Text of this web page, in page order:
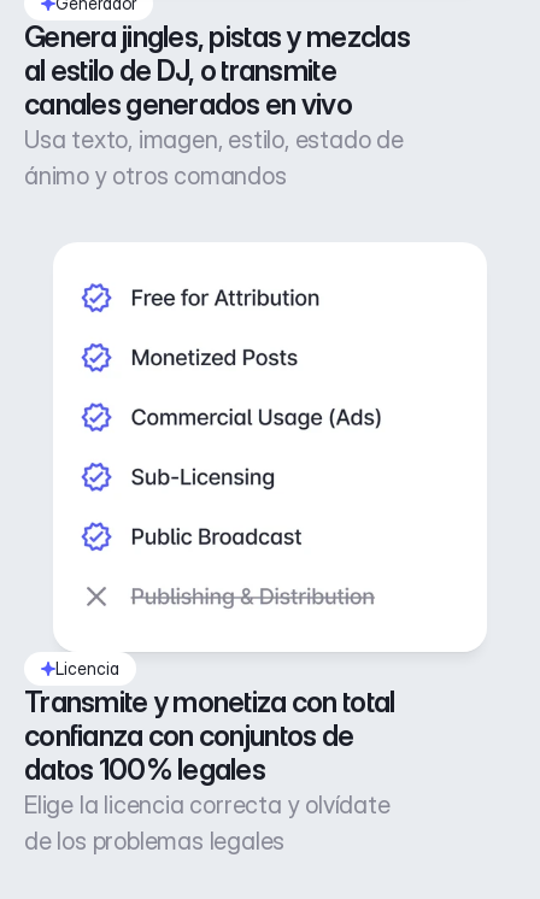
Genera jingles, pistas y mezclas
al estilo de DJ, o transmite
canales generados en vivo
Usa texto, imagen, estilo, estado de
ánimo y otros comandos
Licencia
Transmite y monetiza con total
confianza con conjuntos de
datos 100% legales
Elige la licencia correcta y olvídate
de los problemas legales